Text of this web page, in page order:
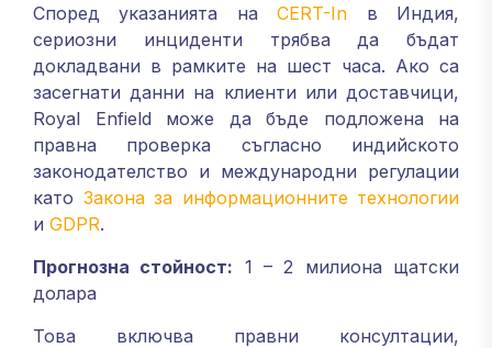
Според указанията наCERT-In в Индия,
сериозни инциденти трябва да бъдат
докладвани в рамките на шест часа. Ако са
засегнати данни на клиенти или доставчици,
Royal Enfield може да бъде подложена на
правна проверка съгласно индийското
законодателство и международни регулации
като Закона за информационните технологии
и GDPR.
Прогнозна стойност: 1 – 2 милиона щатски
долара
Това включва правни консултации,